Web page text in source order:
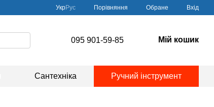
УкрРус Порівняння Обране Вхід
095 901-59-85 Мій кошик
Сантехніка Ручний інструмент